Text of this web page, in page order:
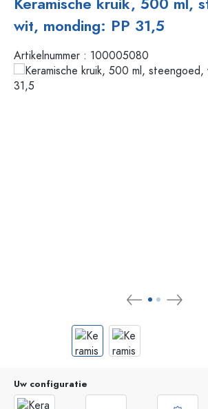
wit, monding: PP 31,5
Artikelnummer : 100005080
Uw configuratie